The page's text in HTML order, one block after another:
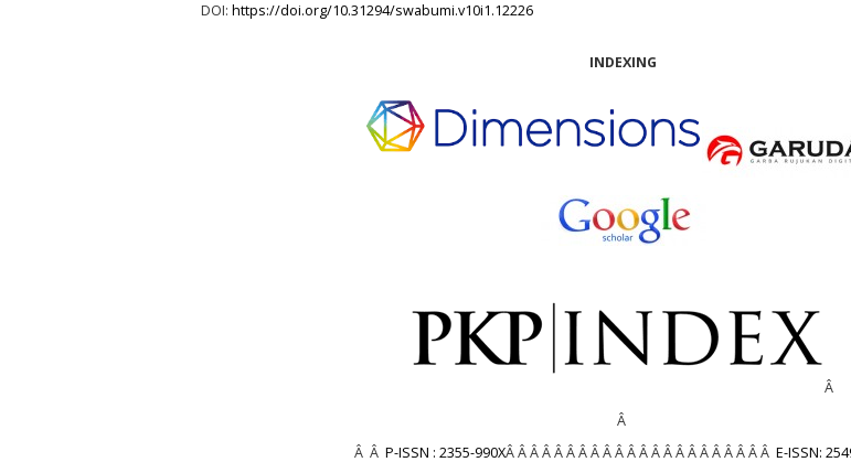
DOI: https://doi.org/10.31294/swabumi.v10i1.12226
INDEXING
Â
Â
Â Â P-ISSN : 2355-990XÂ Â Â Â Â Â Â Â Â Â Â Â Â Â Â Â Â Â Â Â Â Â E-ISSN: